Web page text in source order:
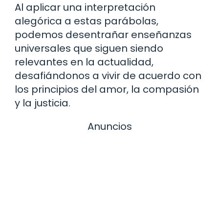
Al aplicar una interpretación
alegórica a estas parábolas,
podemos desentrañar enseñanzas
universales que siguen siendo
relevantes en la actualidad,
desafiándonos a vivir de acuerdo con
los principios del amor, la compasión
y la justicia.
Anuncios